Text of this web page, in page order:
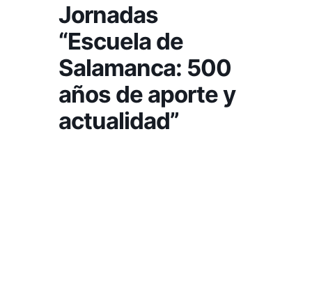
Jornadas
“Escuela de
Salamanca: 500
años de aporte y
actualidad”